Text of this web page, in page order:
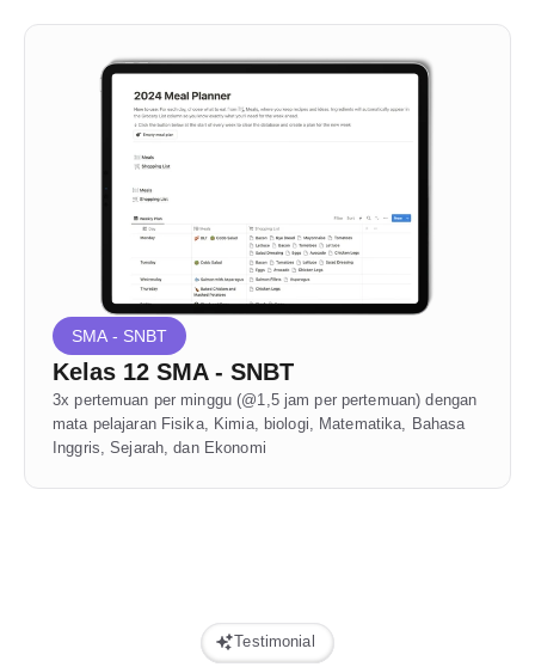
SMA - SNBT
Kelas 12 SMA - SNBT
3x pertemuan per minggu (@1,5 jam per pertemuan) dengan
mata pelajaran Fisika, Kimia, biologi, Matematika, Bahasa
Inggris, Sejarah, dan Ekonomi
Testimonial